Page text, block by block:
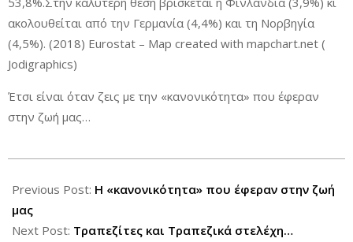
ακολουθείται από την Γερμανία (4,4%) και τη Νορβηγία
(4,5%). (2018) Eurostat – Map created with mapchart.net (
Jodigraphics)
Έτσι είναι όταν ζεις με την «κανονικότητα» που έφεραν
στην ζωή μας…
11-
01
Previous Post: Η «κανονικότητα» που έφεραν στην ζωή
μας
Next Post: Τραπεζίτες και Τραπεζικά στελέχη…